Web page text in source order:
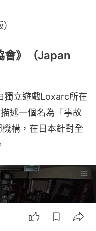
會》（Japan
獨立遊戲Loxarc所在
述一個名為「事故
構，在日本針對全